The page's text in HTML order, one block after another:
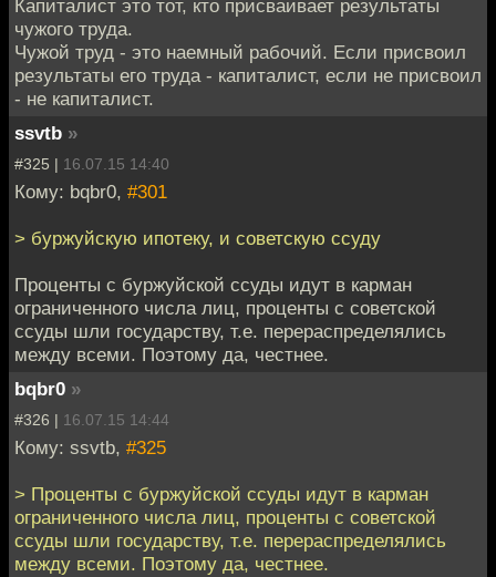
Капиталист это тот, кто присваивает результаты
чужого труда.
Чужой труд - это наемный рабочий. Если присвоил
результаты его труда - капиталист, если не присвоил
- не капиталист.
ssvtb »
#325 | 16.07.15 14:40
Кому: bqbr0, #301
> буржуйскую ипотеку, и советскую ссуду
Проценты с буржуйской ссуды идут в карман
ограниченного числа лиц, проценты с советской
ссуды шли государству, т.е. перераспределялись
между всеми. Поэтому да, честнее.
bqbr0 »
#326 | 16.07.15 14:44
Кому: ssvtb, #325
> Проценты с буржуйской ссуды идут в карман
ограниченного числа лиц, проценты с советской
ссуды шли государству, т.е. перераспределялись
между всеми. Поэтому да, честнее.